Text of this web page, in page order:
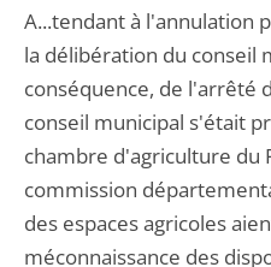
A...tendant à l'annulation
la délibération du conseil
conséquence, de l'arrêté
conseil municipal s'était
chambre d'agriculture du
commission
des espaces agricoles
méconnaissance des